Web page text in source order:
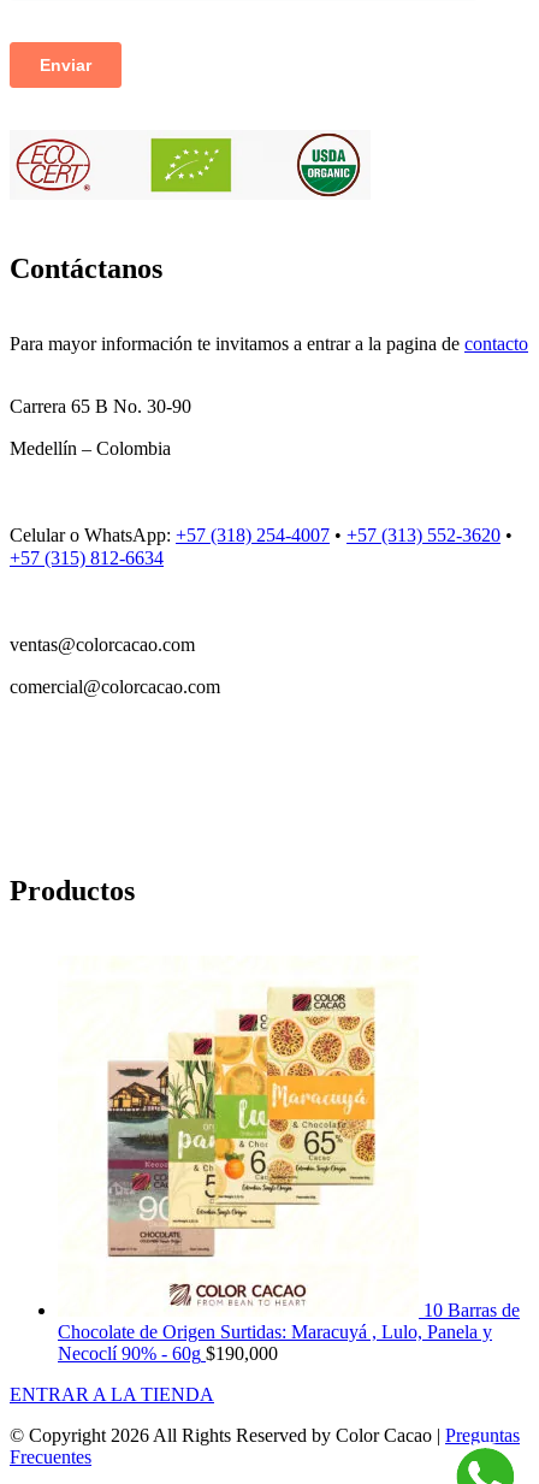
Contáctanos
Para mayor información te invitamos a entrar a la pagina de contacto
Carrera 65 B No. 30-90
Medellín – Colombia
Celular o WhatsApp: +57 (318) 254-4007 • +57 (313) 552-3620 •
+57 (315) 812-6634
ventas@colorcacao.com
comercial@colorcacao.com
Productos
10 Barras de
Chocolate de Origen Surtidas: Maracuyá , Lulo, Panela y
Necoclí 90% - 60g $190,000
ENTRAR A LA TIENDA
© Copyright 2026 All Rights Reserved by Color Cacao | Preguntas
Frecuentes